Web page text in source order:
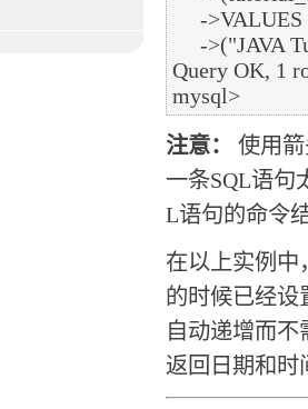
Query OK, 1
注意：
使用
一条SQL语句
L语句的命令
在以上实例中
的时候已经设
自动递增而
返回日期和时